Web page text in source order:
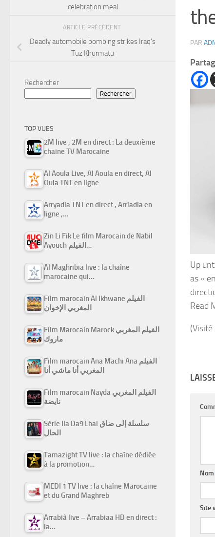
PAR
Up
as «
Read
Nom
Site
celebration meal
ARTICLE PRÉCÉDENT
Deadly automobile bombing strikes Iraq’s
Tuz Khurmatu
Rechercher
Rechercher
TOP VUES
2M live , 2M en direct : La deuxième
chaine TV Marocaine
Al Aoula Live, Al Aoula en direct, Al
Oula TNT en ligne
Arryadia TNT en direct , Arriadia en
ligne ,…
Zin Li Fik Le film Marocain de Nabil
Ayouch الفيلم…
Al Maghribia live : la chaîne
marocaine qui…
Film marocain Al Ikhwane الفيلم
المغربي الإخوان
Film Marocain Marock الفيلم المغربي
ماروك
Film marocain Ana Machi Ana الفيلم
المغربي أنا ماشي أنا
Film marocain Nayda الفيلم المغربي
نايضة
Série Ila Da9 Lhal سلسلة إلى ضاق
الحال
Tamazight TV live : la chaîne dédiée
à la promotion…
MEDI 1 TV live : la chaîne Marocaine
et du Grand Maghreb
Arrabiâ live – Arrabiaa HD en direct :
la…